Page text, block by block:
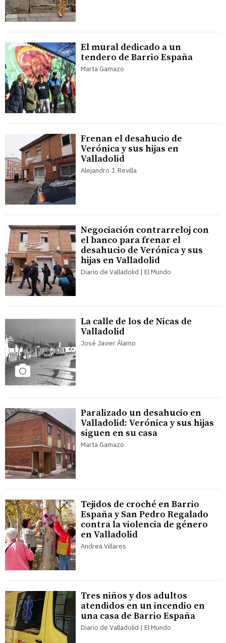
El mural dedicado a un
tendero de Barrio España
Marta Gamazo
Frenan el desahucio de
Verónica y sus hijas en
Valladolid
Alejandro J. Revilla
Negociación contrarreloj con
el banco para frenar el
desahucio de Verónica y sus
hijas en Valladolid
Diario de Valladolid | El Mundo
La calle de los de Nicas de
Valladolid
José Javier Álamo
Paralizado un desahucio en
Valladolid: Verónica y sus hijas
siguen en su casa
Marta Gamazo
Tejidos de croché en Barrio
España y San Pedro Regalado
contra la violencia de género
en Valladolid
Andrea Villares
Tres niños y dos adultos
atendidos en un incendio en
una casa de Barrio España
Diario de Valladolid | El Mundo